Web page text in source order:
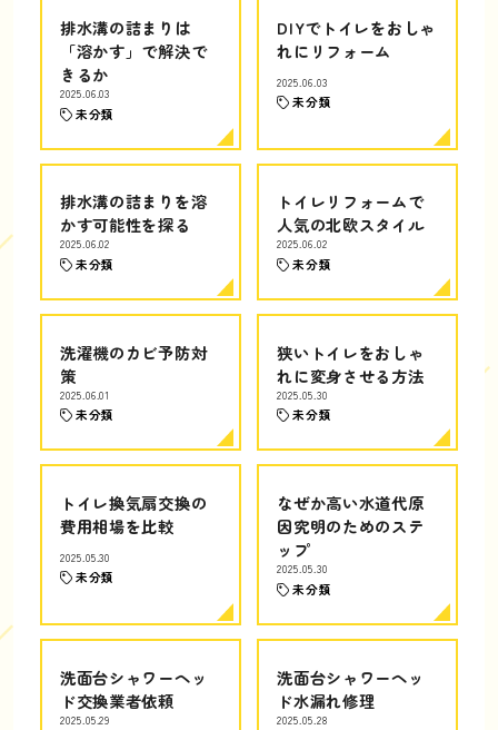
排水溝の詰まりは
「溶かす」で解決で
きるか
2025.06.03
未分類
DIYでトイレをおしゃ
れにリフォーム
2025.06.03
未分類
排水溝の詰まりを溶
かす可能性を探る
2025.06.02
未分類
トイレリフォームで
人気の北欧スタイル
2025.06.02
未分類
洗濯機のカビ予防対
策
2025.06.01
未分類
狭いトイレをおしゃ
れに変身させる方法
2025.05.30
未分類
トイレ換気扇交換の
費用相場を比較
2025.05.30
未分類
なぜか高い水道代原
因究明のためのステ
ップ
2025.05.30
未分類
洗面台シャワーヘッ
ド交換業者依頼
2025.05.29
洗面台シャワーヘッ
ド水漏れ修理
2025.05.28